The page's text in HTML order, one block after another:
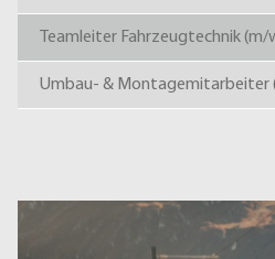
Teamleiter Fahrzeugtechnik (m/
Umbau- & Montagemitarbeiter